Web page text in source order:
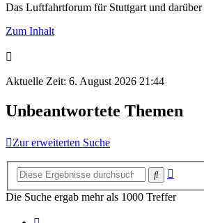
Das Luftfahrtforum für Stuttgart und darüber
Zum Inhalt
Aktuelle Zeit: 6. August 2026 21:44
Unbeantwortete Themen
Zur erweiterten Suche
Suche
Die Suche ergab mehr als 1000 Treffer